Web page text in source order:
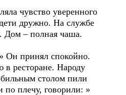
чувство уверенного
дружно. На службе
Дом – полная чаша.
Он принял спокойно.
ресторане. Народу
столом пили
по плечу, говорили: »